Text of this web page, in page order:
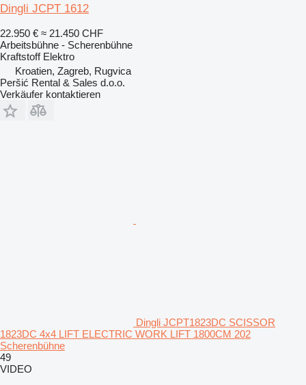
Dingli JCPT 1612
22.950 € ≈ 21.450 CHF
Arbeitsbühne - Scherenbühne
Kraftstoff Elektro
Kroatien, Zagreb, Rugvica
Peršić Rental & Sales d.o.o.
Verkäufer kontaktieren
Dingli JCPT1823DC SCISSOR
1823DC 4x4 LIFT ELECTRIC WORK LIFT 1800CM 202
Scherenbühne
49
VIDEO